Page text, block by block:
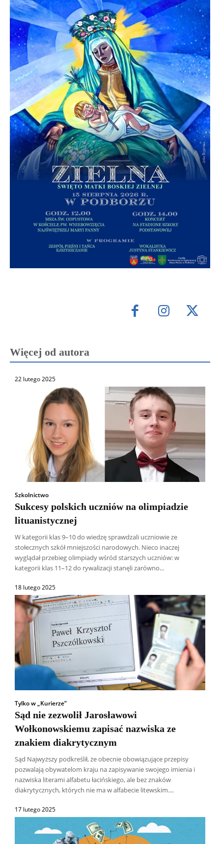
Więcej od autora
22 lutego 2025
Szkolnictwo
Sukcesy polskich uczniów na olimpiadzie
lituanistycznej
W kategorii klas 9–10 do wiedzę sprawdzali uczniowie ze
stołecznych szkół mniejszości narodowych. Nieco inaczej
wyglądał przebieg olimpiady wśród starszych uczniów: w
kategorii klas 11–12 do rywalizacji stanęli zarówno...
18 lutego 2025
Tylko w „Kurierze”
Sąd nie zezwolił Jarosławowi
Wołkonowskiemu zapisać nazwiska ze
znakiem diakrytycznym
Sąd Najwyższy podkreślił, że obecnie obowiązujące przepisy
pozwalają obywatelom kraju na zapisywanie swojego imienia i
nazwiska literami alfabetu łacińskiego, ale bez znaków
diakrytycznych, których nie ma w alfabecie litewskim....
17 lutego 2025